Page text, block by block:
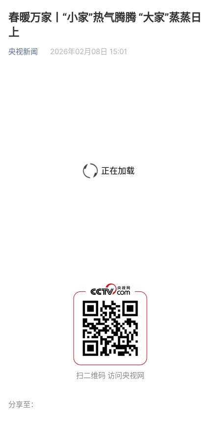
春暖万家丨“小家”热气腾腾 “大家”蒸蒸日
上
央视新闻 2026年02月08日 15:01
正在加载
扫二维码 访问央视网
分享至：